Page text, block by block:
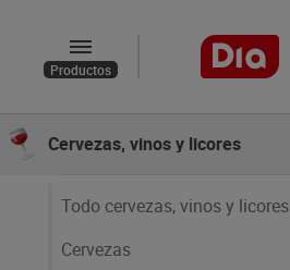
Productos
Zumos y smoothies
Cervezas, vinos y licores
Todo cervezas, vinos y licores
Cervezas